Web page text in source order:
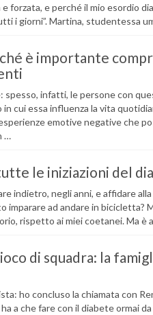
forzata, e perché il mio esordio
i giorni”. Martina, studentessa
è importante
spesso, infatti, le persone con
cui essa influenza la vita
emotive negative che
…
le iniziazioni del
indietro, negli anni, e affidare
imparare ad andare in bicicletta?
rispetto ai miei coetanei. Ma è
di squadra: la
ho concluso la chiamata con
a che fare con il diabete ormai